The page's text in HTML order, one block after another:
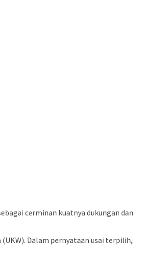
cerminan kuatnya dukungan dan
Dalam pernyataan usai terpilih,